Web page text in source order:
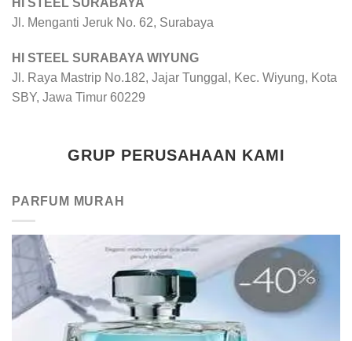
Jl. Menganti Jeruk No. 62, Surabaya
HI STEEL SURABAYA WIYUNG
Jl. Raya Mastrip No.182, Jajar Tunggal, Kec. Wiyung, Kota
SBY, Jawa Timur 60229
GRUP PERUSAHAAN KAMI
PARFUM MURAH